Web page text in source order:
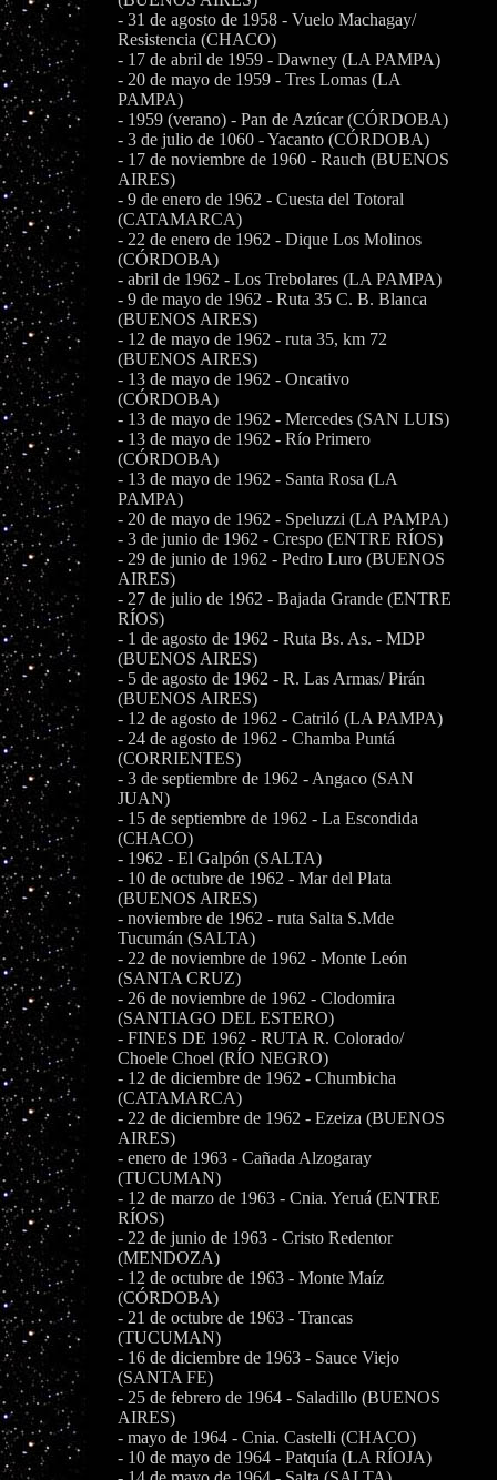
- 31 de agosto de 1958 - Vuelo Machagay/
Resistencia (CHACO)
- 17 de abril de 1959 - Dawney (LA PAMPA)
- 20 de mayo de 1959 - Tres Lomas (LA
PAMPA)
- 1959 (verano) - Pan de Azúcar (CÓRDOBA)
- 3 de julio de 1060 - Yacanto (CÓRDOBA)
- 17 de noviembre de 1960 - Rauch (BUENOS
AIRES)
- 9 de enero de 1962 - Cuesta del Totoral
(CATAMARCA)
- 22 de enero de 1962 - Dique Los Molinos
(CÓRDOBA)
- abril de 1962 - Los Trebolares (LA PAMPA)
- 9 de mayo de 1962 - Ruta 35 C. B. Blanca
(BUENOS AIRES)
- 12 de mayo de 1962 - ruta 35, km 72
(BUENOS AIRES)
- 13 de mayo de 1962 - Oncativo
(CÓRDOBA)
- 13 de mayo de 1962 - Mercedes (SAN LUIS)
- 13 de mayo de 1962 - Río Primero
(CÓRDOBA)
- 13 de mayo de 1962 - Santa Rosa (LA
PAMPA)
- 20 de mayo de 1962 - Speluzzi (LA PAMPA)
- 3 de junio de 1962 - Crespo (ENTRE RÍOS)
- 29 de junio de 1962 - Pedro Luro (BUENOS
AIRES)
- 27 de julio de 1962 - Bajada Grande (ENTRE
RÍOS)
- 1 de agosto de 1962 - Ruta Bs. As. - MDP
(BUENOS AIRES)
- 5 de agosto de 1962 - R. Las Armas/ Pirán
(BUENOS AIRES)
- 12 de agosto de 1962 - Catriló (LA PAMPA)
- 24 de agosto de 1962 - Chamba Puntá
(CORRIENTES)
- 3 de septiembre de 1962 - Angaco (SAN
JUAN)
- 15 de septiembre de 1962 - La Escondida
(CHACO)
- 1962 - El Galpón (SALTA)
- 10 de octubre de 1962 - Mar del Plata
(BUENOS AIRES)
- noviembre de 1962 - ruta Salta S.Mde
Tucumán (SALTA)
- 22 de noviembre de 1962 - Monte León
(SANTA CRUZ)
- 26 de noviembre de 1962 - Clodomira
(SANTIAGO DEL ESTERO)
- FINES DE 1962 - RUTA R. Colorado/
Choele Choel (RÍO NEGRO)
- 12 de diciembre de 1962 - Chumbicha
(CATAMARCA)
- 22 de diciembre de 1962 - Ezeiza (BUENOS
AIRES)
- enero de 1963 - Cañada Alzogaray
(TUCUMAN)
- 12 de marzo de 1963 - Cnia. Yeruá (ENTRE
RÍOS)
- 22 de junio de 1963 - Cristo Redentor
(MENDOZA)
- 12 de octubre de 1963 - Monte Maíz
(CÓRDOBA)
- 21 de octubre de 1963 - Trancas
(TUCUMAN)
- 16 de diciembre de 1963 - Sauce Viejo
(SANTA FE)
- 25 de febrero de 1964 - Saladillo (BUENOS
AIRES)
- mayo de 1964 - Cnia. Castelli (CHACO)
- 10 de mayo de 1964 - Patquía (LA RÍOJA)